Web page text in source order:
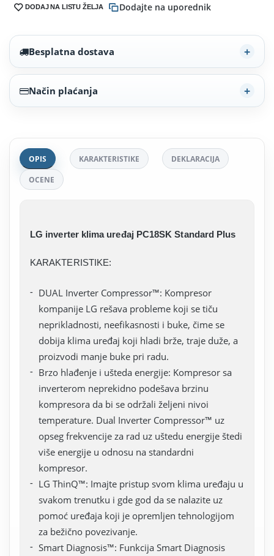
DODAJ NA LISTU ŽELJA Dodajte na uporednik
Besplatna dostava
Način plaćanja
OPIS KARAKTERISTIKE DEKLARACIJA
OCENE
LG inverter klima uređaj PC18SK Standard Plus
KARAKTERISTIKE:
DUAL Inverter Compressor™: Kompresor
kompanije LG rešava probleme koji se tiču
neprikladnosti, neefikasnosti i buke, čime se
dobija klima uređaj koji hladi brže, traje duže, a
proizvodi manje buke pri radu.
Brzo hlađenje i ušteda energije: Kompresor sa
inverterom neprekidno podešava brzinu
kompresora da bi se održali željeni nivoi
temperature. Dual Inverter Compressor™ uz
opseg frekvencije za rad uz uštedu energije štedi
više energije u odnosu na standardni
kompresor.
LG ThinQ™: Imajte pristup svom klima uređaju u
svakom trenutku i gde god da se nalazite uz
pomoć uređaja koji je opremljen tehnologijom
za bežično povezivanje.
Smart Diagnosis™: Funkcija Smart Diagnosis